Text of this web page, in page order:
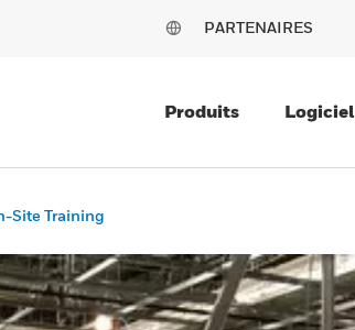
PARTENAIRES
Produits Logiciel
Site Training